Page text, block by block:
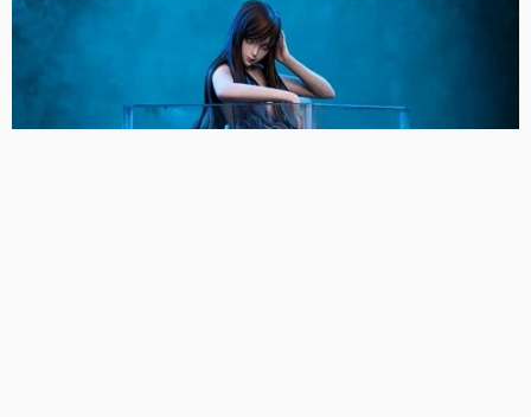
伊藤潤二「怪奇箱」盒玩推出彩色版！富江、
雙一等經典代表獵奇現身